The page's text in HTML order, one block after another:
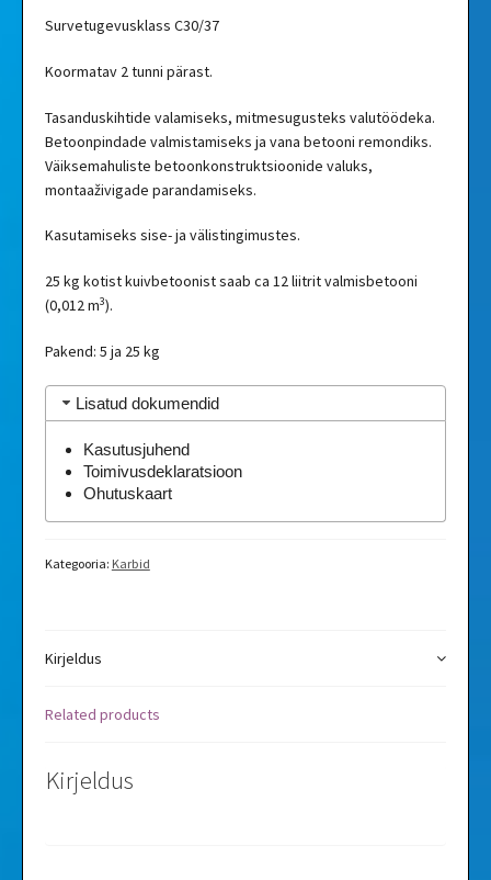
Survetugevusklass C30/37
Koormatav 2 tunni pärast.
Tasanduskihtide valamiseks, mitmesugusteks valutöödeka.
Betoonpindade valmistamiseks ja vana betooni remondiks.
Väiksemahuliste betoonkonstruktsioonide valuks,
montaaživigade parandamiseks.
Kasutamiseks sise- ja välistingimustes.
25 kg kotist kuivbetoonist saab ca 12 liitrit valmisbetooni
(0,012 m3).
Pakend: 5 ja 25 kg
Lisatud dokumendid
Kasutusjuhend
Toimivusdeklaratsioon
Ohutuskaart
Kategooria: Karbid
Kirjeldus
Related products
Kirjeldus